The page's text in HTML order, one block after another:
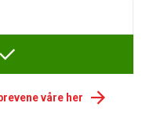
våre her